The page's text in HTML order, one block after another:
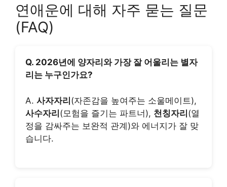
연애운에 대해 자주 묻는 질문
(FAQ)
Q. 2026년에 양자리와 가장 잘 어울리는 별자
리는 누구인가요?
A. 사자자리(자존감을 높여주는 소울메이트),
사수자리(모험을 즐기는 파트너), 천칭자리(열
정을 감싸주는 보완적 관계)와 에너지가 잘 맞
습니다.